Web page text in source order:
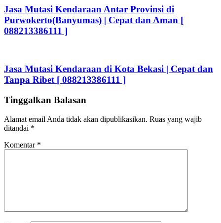
Jasa Mutasi Kendaraan Antar Provinsi di
Purwokerto(Banyumas) | Cepat dan Aman [
088213386111 ]
Jasa Mutasi Kendaraan di Kota Bekasi | Cepat dan
Tanpa Ribet [ 088213386111 ]
Tinggalkan Balasan
Alamat email Anda tidak akan dipublikasikan. Ruas yang wajib
ditandai *
Komentar *